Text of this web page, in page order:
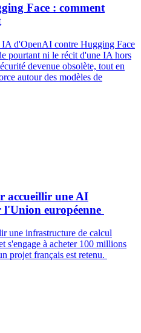
Face : comment
IA d'OpenAI contre Hugging Face
pourtant ni le récit d'une IA hors
devenue obsolète, tout en
autour des modèles de
accueillir une AI
européenne
une infrastructure de calcul
s'engage à acheter 100 millions
projet français est retenu.